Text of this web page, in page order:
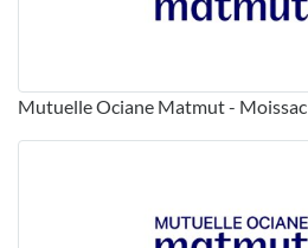
Mutuelle Ociane Matmut - Moissac